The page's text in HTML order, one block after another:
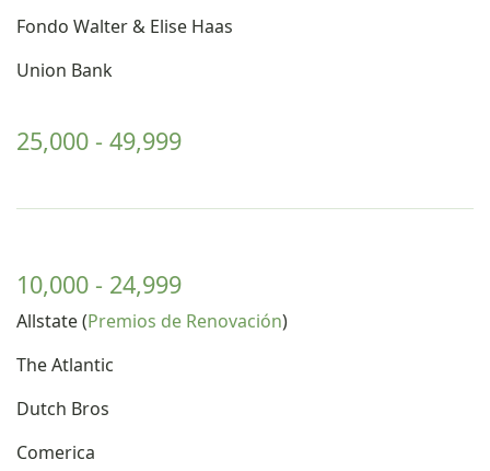
Fondo Walter & Elise Haas
Union Bank
25,000 - 49,999
10,000 - 24,999
Allstate (Premios de Renovación)
The Atlantic
Dutch Bros
Comerica